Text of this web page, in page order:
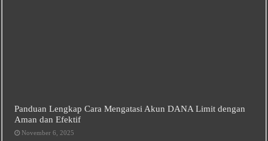
Panduan Lengkap Cara Mengatasi Akun DANA Limit dengan
Aman dan Efektif
November 6, 2025